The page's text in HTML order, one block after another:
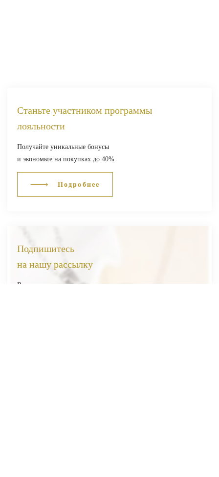
Станьте участником программы
лояльности
Получайте уникальные бонусы
и экономьте на покупках до 40%.
Подробнее
Подпишитесь
на нашу рассылку
Вы первыми узнаете о наших новинках, скидках и акциях